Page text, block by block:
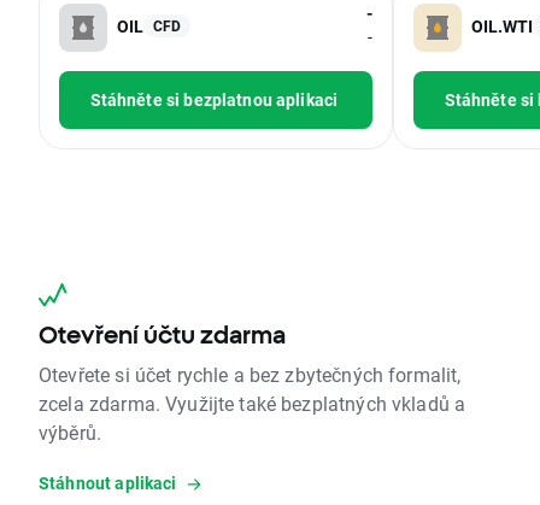
OIL CFD
-
-
Stáhněte si bezplatnou aplikaci
OIL.WTI
Stáhněte
Otevření účtu zdarma
Otevřete si účet rychle a bez zbytečných formalit,
zcela zdarma. Využijte také bezplatných vkladů a
výběrů.
Stáhnout aplikaci